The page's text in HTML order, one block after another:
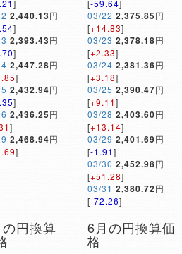
]
2,440.13円
]
2,393.43円
]
2,447.28円
]
2,432.94円
]
2,436.25円
]
2,468.94円
]
[-59.64]
03/22 2,375.85円
[+14.83]
03/23 2,378.18円
[+2.33]
03/24 2,381.36円
[+3.18]
03/25 2,390.47円
[+9.11]
03/28 2,403.60円
[+13.14]
03/29 2,401.69円
[-1.91]
03/30 2,452.98円
[+51.28]
03/31 2,380.72円
[-72.26]
円換算 6月の円換算価
格